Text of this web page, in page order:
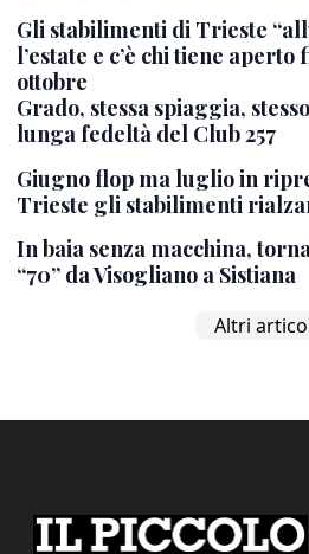
Gli stabilimenti di Trieste
l’estate e c’è chi tiene aperto
ottobre
Grado, stessa spiaggia,
lunga fedeltà del Club 257
Giugno flop ma luglio in
Trieste gli stabilimenti
In baia senza macchina,
“70” da Visogliano a Sistiana
Altri